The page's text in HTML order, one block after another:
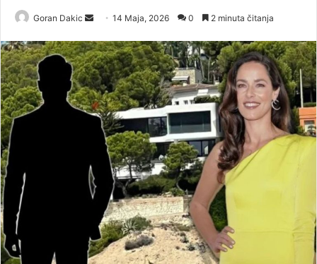
Goran Dakic
n
d
a
n
e
l
14 Maja, 2026 0 2 minuta čitanja